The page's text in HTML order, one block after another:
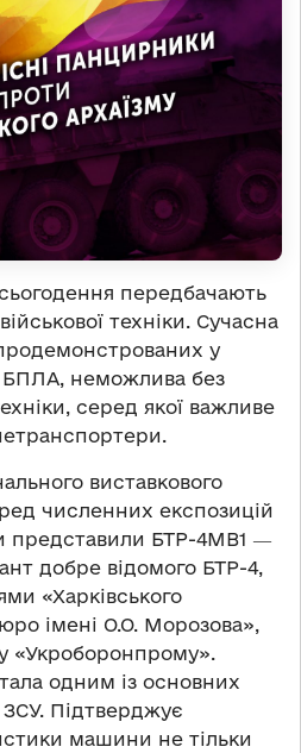
передбачають
техніки. Сучасна
у
БПЛА, неможлива без
серед якої важливе
виставкового
численних експозицій
представили БТР-4МВ1 ―
добре відомого БТР-4,
«Харківського
імені О.О. Морозова»,
«Укроборонпрому».
одним із основних
Підтверджує
машини не тільки